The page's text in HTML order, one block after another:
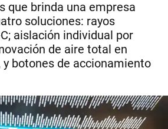
que brinda una empresa
soluciones: rayos
aislación individual por
de aire total en
y botones de accionamiento